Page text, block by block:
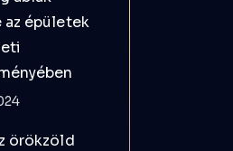
az épületek
örökzöld